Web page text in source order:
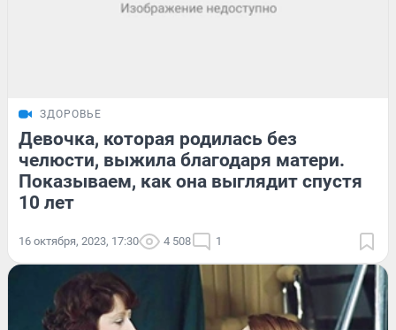
ЗДОРОВЬЕ
Девочка, которая родилась без
челюсти, выжила благодаря матери.
Показываем, как она выглядит спустя
10 лет
16 октября, 2023, 17:30 4 508 1